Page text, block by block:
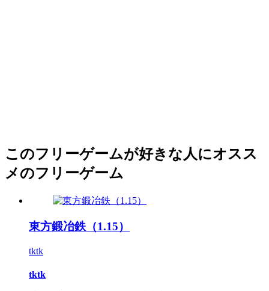
このフリーゲームが好きな人にオスス
メのフリーゲーム
東方鍛冶鉄（1.15）
tktk
tktk